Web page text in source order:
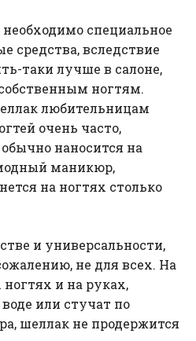
специальное
средства, вследствие
таки лучше в салоне,
ногтям.
любительницам
очень часто,
наносится на
маникюр,
на ногтях столько
и универсальности,
не для всех. На
и на руках,
или стучат по
шеллак не продержится